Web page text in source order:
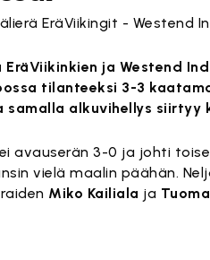
EräViikingit - Westend
ja Westend
tilanteeksi 3-3
samalla alkuvihellys siirtyy
avauserän 3-0 ja johti
vielä maalin päähän.
Miko Kailiala ja